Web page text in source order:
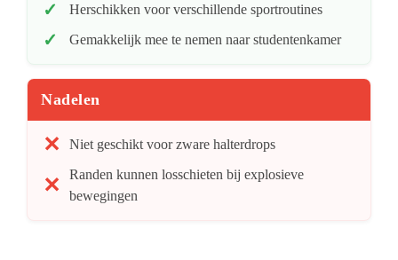
Herschikken voor verschillende sportroutines
Gemakkelijk mee te nemen naar studentenkamer
Nadelen
Niet geschikt voor zware halterdrops
Randen kunnen losschieten bij explosieve
bewegingen